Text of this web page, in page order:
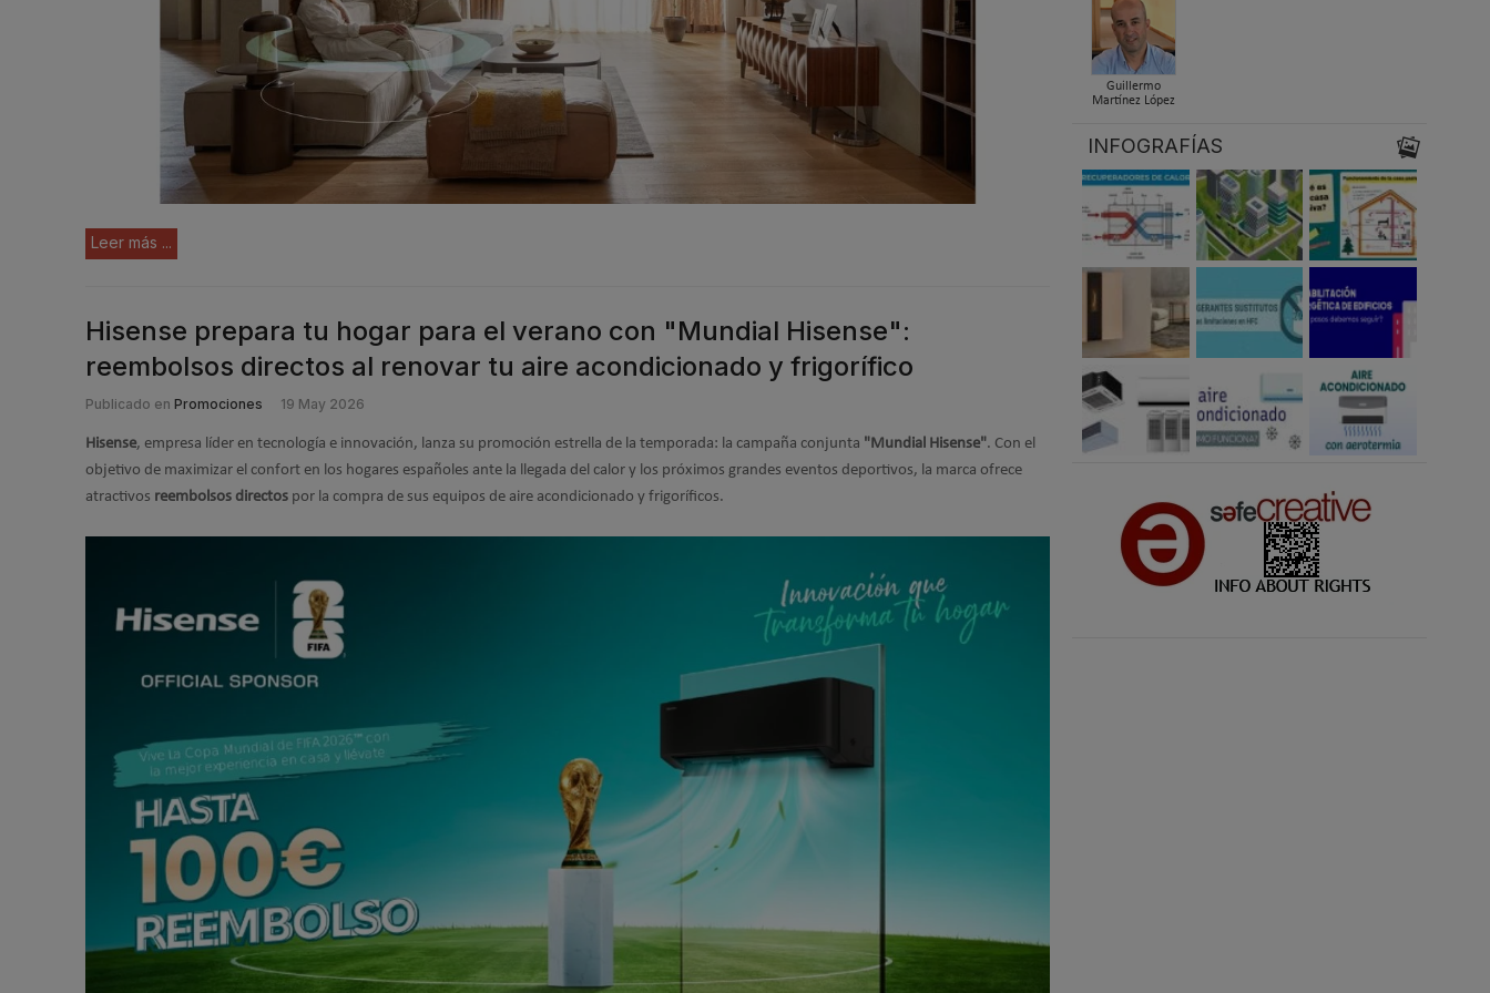
Leer más ...
Hisense prepara tu hogar para el verano con "Mundial Hisense":
reembolsos directos al renovar tu aire acondicionado y frigorífico
Publicado en Promociones 19 May 2026
Hisense, empresa líder en tecnología e innovación, lanza su promoción estrella de la temporada: la campaña conjunta "Mundial Hisense". Con el
objetivo de maximizar el confort en los hogares españoles ante la llegada del calor y los próximos grandes eventos deportivos, la marca ofrece
atractivos reembolsos directos por la compra de sus equipos de aire acondicionado y frigoríficos.
Guillermo
Martínez López
INFOGRAFÍAS